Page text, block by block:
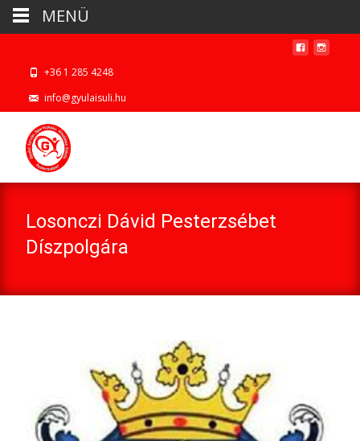
+36 1 285 4248
info@gyulaisuli.hu
Losonczi Dávid Pesterzsébet
Díszpolgára
MENÜ